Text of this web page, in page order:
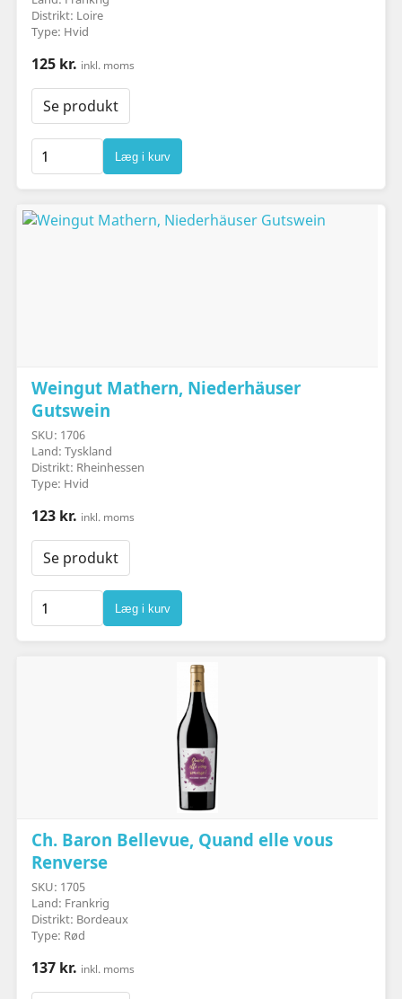
Distrikt: Loire
Type: Hvid
125 kr. inkl. moms
Se produkt
Læg i kurv
Weingut Mathern, Niederhäuser
Gutswein
SKU: 1706
Land: Tyskland
Distrikt: Rheinhessen
Type: Hvid
123 kr. inkl. moms
Se produkt
Læg i kurv
Ch. Baron Bellevue, Quand elle vous
Renverse
SKU: 1705
Land: Frankrig
Distrikt: Bordeaux
Type: Rød
137 kr. inkl. moms